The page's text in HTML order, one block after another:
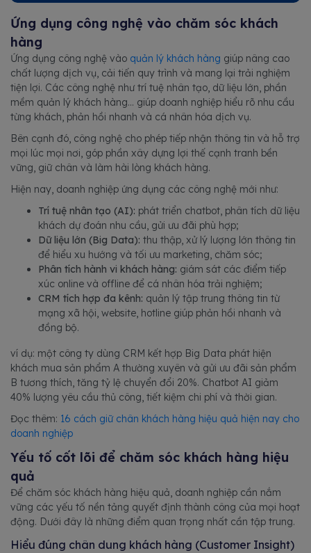
Ứng dụng công nghệ vào chăm sóc khách
hàng
Ứng dụng công nghệ vào quản lý khách hàng giúp nâng cao
chất lượng dịch vụ, cải tiến quy trình và mang lại trải nghiệm
tiện lợi. Các công nghệ như trí tuệ nhân tạo, dữ liệu lớn, phần
mềm quản lý khách hàng... giúp doanh nghiệp hiểu rõ nhu cầu
từng khách, phản hồi nhanh và cá nhân hóa dịch vụ.
Bên cạnh đó, công nghệ cho phép tiếp nhận thông tin và hỗ trợ
mọi lúc mọi nơi, góp phần xây dựng lợi thế cạnh tranh bền
vững, giữ chân và làm hài lòng khách hàng.
Hiện nay, doanh nghiệp ứng dụng các công nghệ mới như:
Trí tuệ nhân tạo (AI): phát triển chatbot, phân tích dữ liệu
khách dự đoán nhu cầu, gửi ưu đãi phù hợp;
Dữ liệu lớn (Big Data): thu thập, xử lý lượng lớn thông tin
để hiểu xu hướng và tối ưu marketing, chăm sóc;
Phân tích hành vi khách hàng: giám sát các điểm tiếp
xúc online và offline để cá nhân hóa trải nghiệm;
CRM tích hợp đa kênh: quản lý tập trung thông tin từ
mạng xã hội, website, hotline giúp phản hồi nhanh và
đồng bộ.
ví dụ: một công ty dùng CRM kết hợp Big Data phát hiện
khách mua sản phẩm A thường xuyên và gửi ưu đãi sản phẩm
B tương thích, tăng tỷ lệ chuyển đổi 20%. Chatbot AI giảm
40% lượng yêu cầu thủ công, tiết kiệm chi phí và thời gian.
Đọc thêm: 16 cách giữ chân khách hàng hiệu quả hiện nay cho
doanh nghiệp
Yếu tố cốt lõi để chăm sóc khách hàng hiệu
quả
Để chăm sóc khách hàng hiệu quả, doanh nghiệp cần nắm
vững các yếu tố nền tảng quyết định thành công của mọi hoạt
động. Dưới đây là những điểm quan trọng nhất cần tập trung.
Hiểu đúng chân dung khách hàng (Customer Insight)